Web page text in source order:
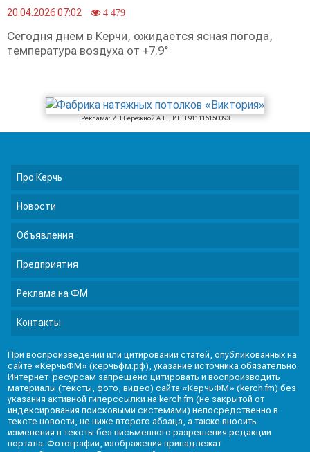
20.04.2026 07:02 4 479
Сегодня днем в Керчи, ожидается ясная погода,
температура воздуха от +7.9°
Реклама: ИП Бережной А.Г., ИНН 911116150093
Про Керчь
Новости
Объявления
Предприятия
Реклама на ФМ
Контакты
При воспроизведении или цитировании статей, опубликованных на
сайте «КерчьФМ» (керчьфм.рф), указание источника обязательно.
Интернет-ресурсам запрещено цитировать и воспроизводить
материалы (тексты, фото, видео) сайта «КерчьФМ» (kerch.fm) без
указания активной гиперссылки на kerch.fm (не закрытой от
индексирования поисковыми системами) непосредственно в
тексте новости, не ниже второго абзаца, а также вносить
изменения в тексты без письменного разрешения редакции
портала. Фотографии, изображения принадлежат